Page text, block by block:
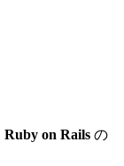
Ruby on Rails の